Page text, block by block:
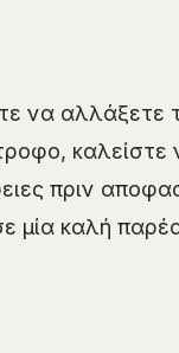
να αλλάξετε
καλείστε
πριν
μία καλή